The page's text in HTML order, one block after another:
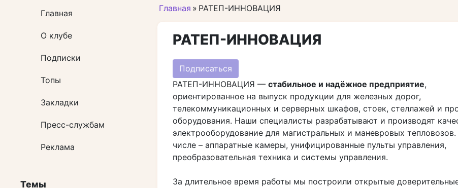
Главная » РАТЕП-ИННОВАЦИЯ
РАТЕП-ИННОВАЦИЯ
Подписаться
РАТЕП-ИННОВАЦИЯ — стабильное и надёжное предприятие,
ориентированное на выпуск продукции для железных дорог,
телекоммуникационных и серверных шкафов, стоек, стеллажей и
оборудования. Наши специалисты разрабатывают и производят
электрооборудование для магистральных и маневровых
числе – аппаратные камеры, унифицированные пульты управления,
преобразовательная техника и системы управления.
За длительное время работы мы построили открытые
Главная
О клубе
Подписки
Топы
Закладки
Пресс-службам
Реклама
Темы